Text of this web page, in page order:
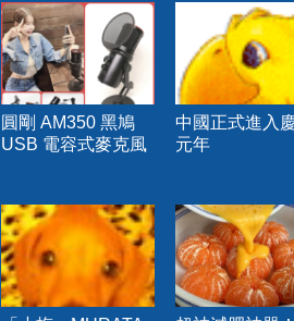
圓剛 AM350 黑鳩
USB 電容式麥克風
中國正式進入
元年